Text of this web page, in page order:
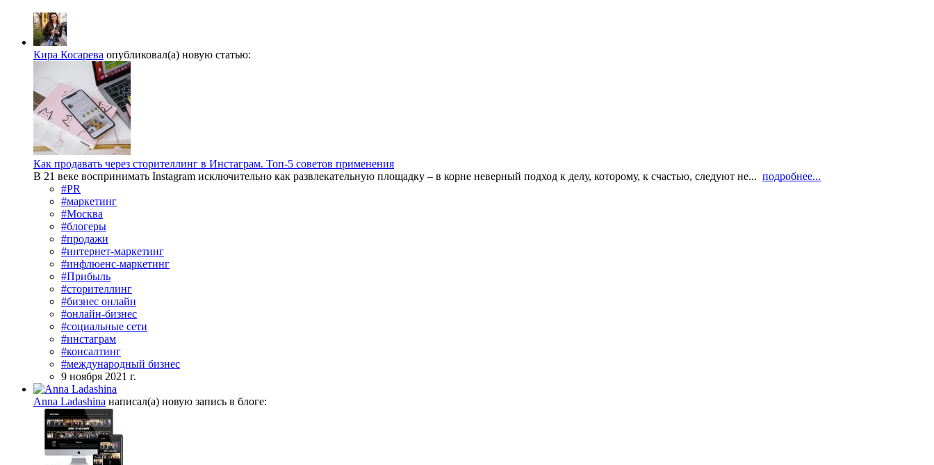
Кира Косарева опубликовал(а) новую статью:
Как продавать через сторителлинг в Инстаграм. Топ-5 советов применения
В 21 веке воспринимать Instagram исключительно как развлекательную площадку – в корне неверный подход к делу, которому, к счастью, следуют не... подробнее...
#PR
#маркетинг
#Москва
#блогеры
#продажи
#интернет-маркетинг
#инфлюенс-маркетинг
#Прибыль
#сторителлинг
#бизнес онлайн
#онлайн-бизнес
#социальные сети
#инстаграм
#консалтинг
#международный бизнес
9 ноября 2021 г.
Anna Ladashina написал(а) новую запись в блоге: